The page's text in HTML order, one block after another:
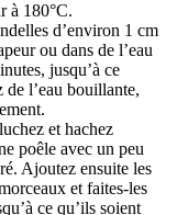
à 180°C.
d’environ 1 cm
ou dans de l’eau
jusqu’à ce
de l’eau bouillante,
et hachez
poêle avec un peu
Ajoutez ensuite les
et faites-les
ce qu’ils soient